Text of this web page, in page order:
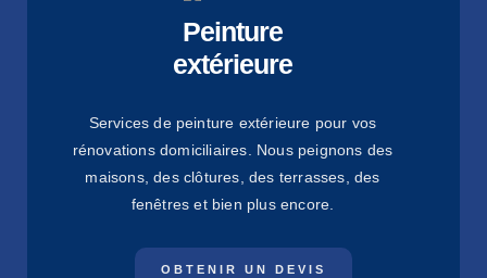
Peinture
extérieure
Services de peinture extérieure pour vos
rénovations domiciliaires. Nous peignons des
maisons, des clôtures, des terrasses, des
fenêtres et bien plus encore.
OBTENIR UN DEVIS